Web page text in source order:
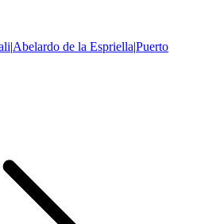
|Abelardo de la Espriella|Puerto